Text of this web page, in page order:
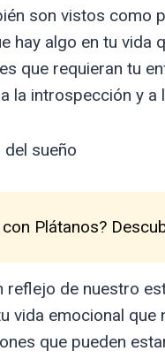
son vistos como
hay algo en tu vida
que requieran tu
la introspección y a
sueño
Plátanos?
reflejo de nuestro
vida emocional que
que pueden